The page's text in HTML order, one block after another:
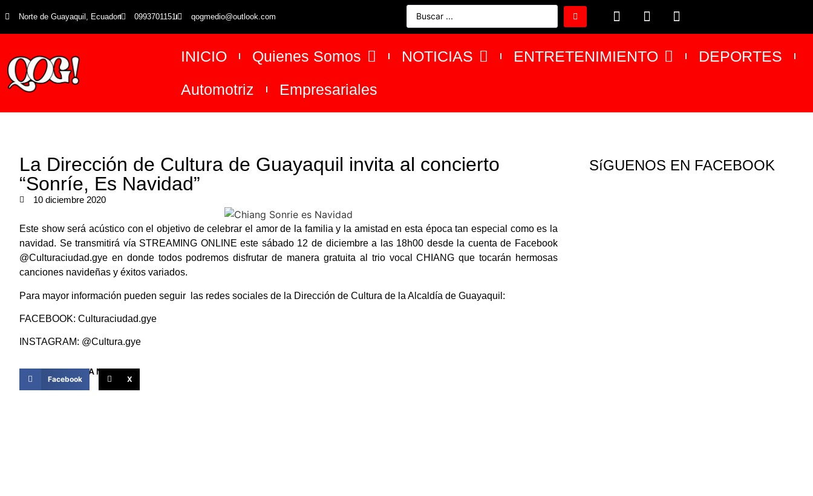
Norte de Guayaquil, Ecuador 0993701151 qogmedio@outlook.com
INICIO Quienes Somos NOTICIAS ENTRETENIMIENTO
DEPORTES
Automotriz
Empresariales
La Dirección de Cultura de Guayaquil invita al concierto
“Sonríe, Es Navidad”
10 diciembre 2020
Este show será acústico con el objetivo de celebrar el amor de la familia y la amistad en esta época tan especial como es la
navidad. Se transmitirá vía STREAMING ONLINE este sábado 12 de diciembre a las 18h00 desde la cuenta de Facebook
@Culturaciudad.gye en donde todos podremos disfrutar de manera gratuita al trio vocal CHIANG que tocarán hermosas
canciones navideñas y éxitos variados.
Para mayor información pueden seguir las redes sociales de la Dirección de Cultura de la Alcaldía de Guayaquil:
FACEBOOK: Culturaciudad.gye
INSTAGRAM: @Cultura.gye
COMPARTIR ESTA NOTICIA
Facebook X
SíGUENOS EN FACEBOOK